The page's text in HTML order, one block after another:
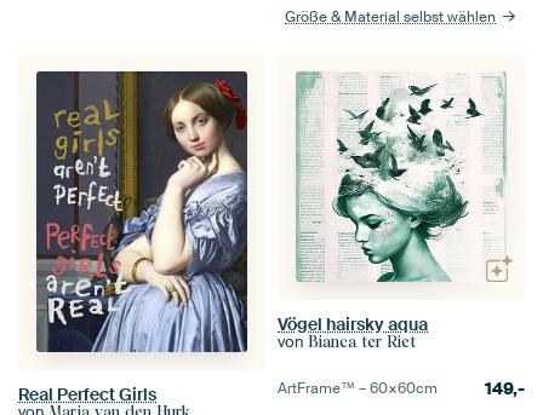
Größe & Material selbst wählen
Real Perfect Girls
Vögel hairsky aqua
von Bianca ter Riet
ArtFrame™ –60×60cm 149,-